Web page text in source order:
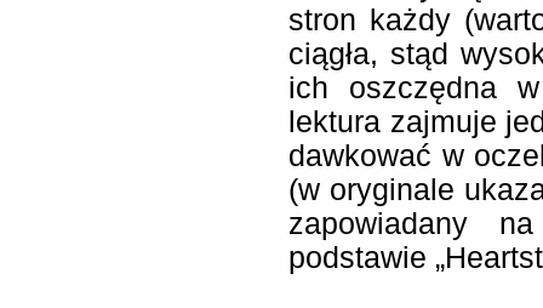
stron każdy
ciągła, stąd
ich oszczędna
lektura zajmuje
dawkować w
(w oryginale
zapowiadany
podstawie